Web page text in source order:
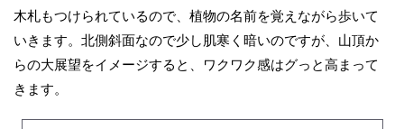
木札もつけられているので、植物の名前を覚えながら歩いて
いきます。北側斜面なので少し肌寒く暗いのですが、山頂か
らの大展望をイメージすると、ワクワク感はグっと高まって
きます。